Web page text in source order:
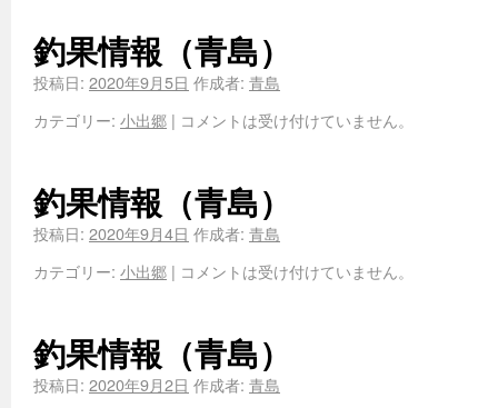
釣果情報（青島）
投稿日: 2020年9月5日 作成者: 青島
カテゴリー: 小出郷 | コメントは受け付けていません。
釣果情報（青島）
投稿日: 2020年9月4日 作成者: 青島
カテゴリー: 小出郷 | コメントは受け付けていません。
釣果情報（青島）
投稿日: 2020年9月2日 作成者: 青島